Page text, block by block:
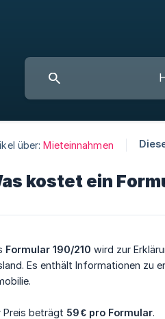
über: Mieteinnahmen
kostet ein
Formular 190/210 wird zur
Es enthält Informationen zu
Preis beträgt 59 € pro Formular.